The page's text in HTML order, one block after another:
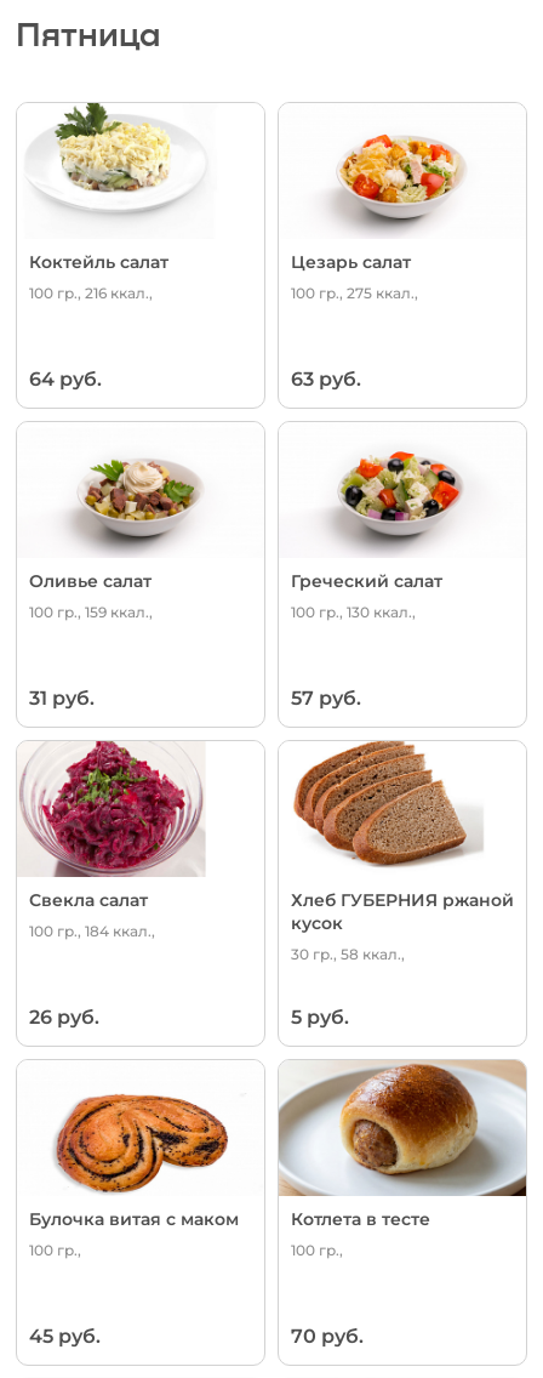
Пятница
Коктейль салат
100 гр., 216 ккал.,
64 руб.
Цезарь салат
100 гр., 275 ккал.,
63 руб.
Оливье салат
100 гр., 159 ккал.,
31 руб.
Греческий салат
100 гр., 130 ккал.,
57 руб.
Свекла салат
100 гр., 184 ккал.,
26 руб.
Хлеб ГУБЕРНИЯ ржаной
кусок
30 гр., 58 ккал.,
5 руб.
Булочка витая с маком
100 гр.,
45 руб.
Котлета в тесте
100 гр.,
70 руб.